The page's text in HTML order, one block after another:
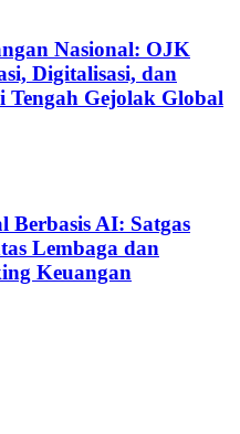
Nasional: OJK
Digitalisasi, dan
Tengah Gejolak Global
Berbasis AI: Satgas
Lembaga dan
Keuangan